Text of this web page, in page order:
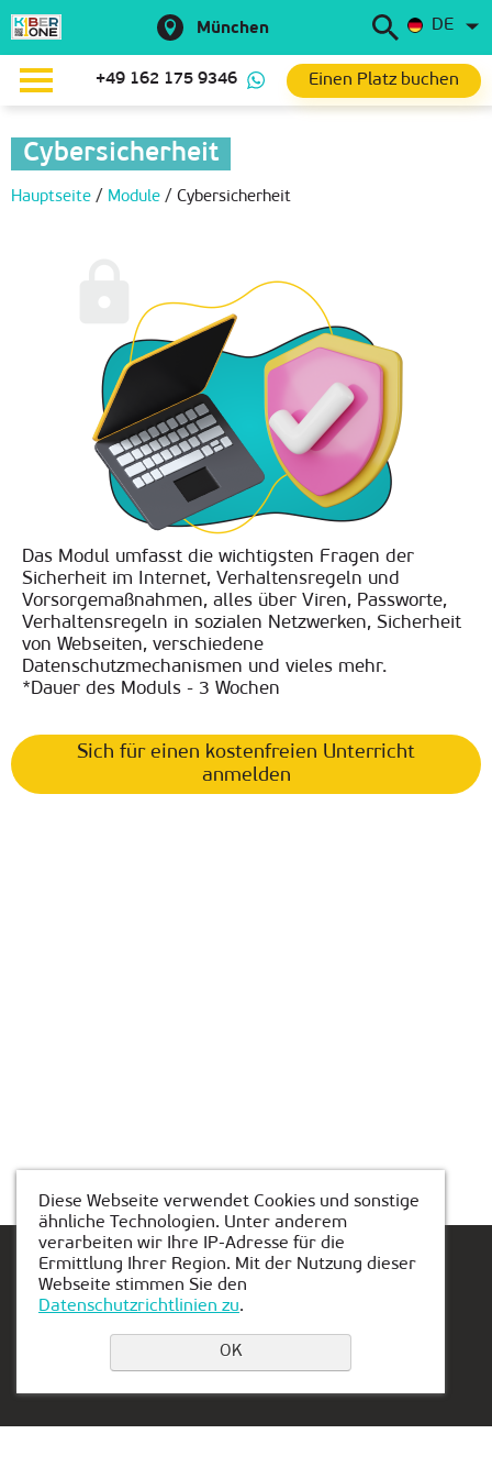
München DE
+49 162 175 9346 Einen Platz buchen
Cybersicherheit
Hauptseite / Module / Cybersicherheit
Das Modul umfasst die wichtigsten Fragen der
Sicherheit im Internet, Verhaltensregeln und
Vorsorgemaßnahmen, alles über Viren, Passworte,
Verhaltensregeln in sozialen Netzwerken, Sicherheit
von Webseiten, verschiedene
Datenschutzmechanismen und vieles mehr.
*Dauer des Moduls - 3 Wochen
Sich für einen kostenfreien Unterricht
anmelden
Einen Platz buchen
Diese Webseite verwendet Cookies und sonstige
ähnliche Technologien. Unter anderem
verarbeiten wir Ihre IP-Adresse für die
Ermittlung Ihrer Region. Mit der Nutzung dieser
Webseite stimmen Sie den
Datenschutzrichtlinien zu.
OK